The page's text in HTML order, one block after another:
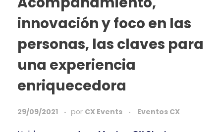
innovación y foco en las
personas, las claves para
una experiencia
enriquecedora
29/09/2021 por CX Events Eventos CX